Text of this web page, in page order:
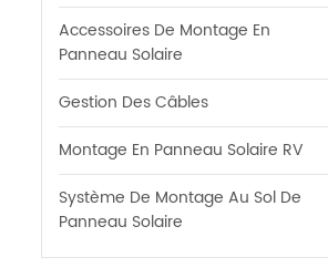
Accessoires De Montage En
Panneau Solaire
Gestion Des Câbles
Montage En Panneau Solaire RV
Système De Montage Au Sol De
Panneau Solaire